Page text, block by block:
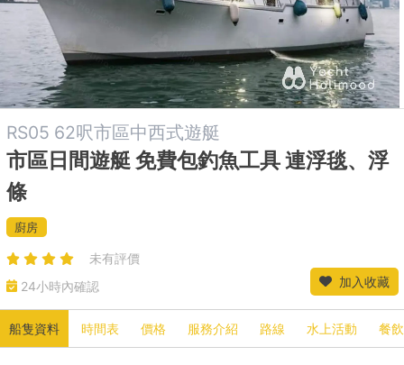
RS05 62呎市區中西式遊艇
市區日間遊艇 免費包釣魚工具 連浮毯、浮
條
廚房
未有評價
24小時內確認
加入收藏
船隻資料 時間表 價格 服務介紹 路線 水上活動 餐飲